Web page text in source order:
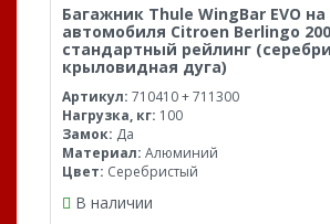
Багажник Thule WingBar EVO
автомобиля Citroen Berlingo
стандартный рейлинг
крыловидная дуга)
Артикул: 710410 + 711300
Нагрузка, кг: 100
Замок: Да
Материал: Алюминий
Цвет: Серебристый
В наличии